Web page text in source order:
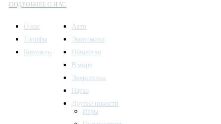
ПОДРОБНЕЕ О НАС
О нас
Тарифы
Контакты
Авто
Экономика
Общество
В мире
Энергетика
Наука
Другие новости
Игры